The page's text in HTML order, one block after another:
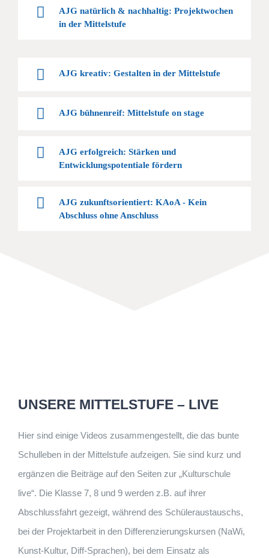
AJG natürlich & nachhaltig: Projektwochen
in der Mittelstufe
AJG kreativ: Gestalten in der Mittelstufe
AJG bühnenreif: Mittelstufe on stage
AJG erfolgreich: Stärken und
Entwicklungspotentiale fördern
AJG zukunftsorientiert: KAoA - Kein
Abschluss ohne Anschluss
UNSERE MITTELSTUFE – LIVE
Hier sind einige Videos zusammengestellt, die das bunte
Schulleben in der Mittelstufe aufzeigen. Sie sind kurz und
ergänzen die Beiträge auf den Seiten zur „Kulturschule
live“. Die Klasse 7, 8 und 9 werden z.B. auf ihrer
Abschlussfahrt gezeigt, während des Schüleraustauschs,
bei der Projektarbeit in den Differenzierungskursen (NaWi,
Kunst-Kultur, Diff-Sprachen), bei dem Einsatz als